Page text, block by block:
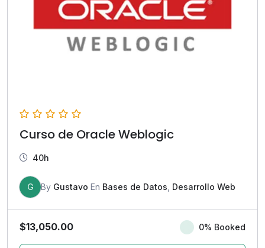
Curso de Oracle Weblogic
40h
G By Gustavo En Bases de Datos Desarrollo Web
$13,050.00 0% Booked